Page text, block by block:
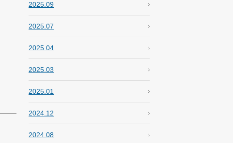
2025.09
2025.07
2025.04
2025.03
2025.01
2024.12
2024.08